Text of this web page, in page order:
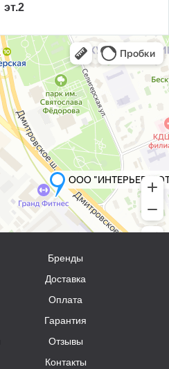
эт.2
Бренды
Доставка
Оплата
Гарантия
Отзывы
Контакты